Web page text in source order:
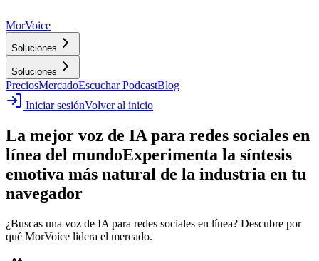
MorVoice
Soluciones
Soluciones
PreciosMercadoEscuchar PodcastBlog
Iniciar sesiónVolver al inicio
La mejor voz de IA para redes sociales en
línea del mundoExperimenta la síntesis
emotiva más natural de la industria en tu
navegador
¿Buscas una voz de IA para redes sociales en línea? Descubre por
qué MorVoice lidera el mercado.